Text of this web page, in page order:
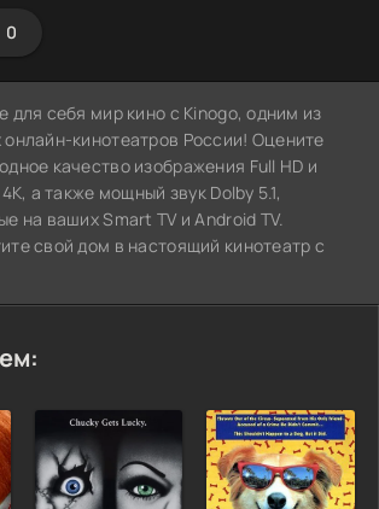
0
для себя мир кино с Kinogo, одним из
онлайн-кинотеатров России! Оцените
качество изображения Full HD и
а также мощный звук Dolby 5.1,
на ваших Smart TV и Android TV.
свой дом в настоящий кинотеатр с